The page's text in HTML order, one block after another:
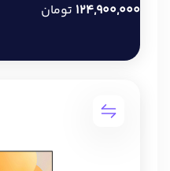
124,900,000 تومان